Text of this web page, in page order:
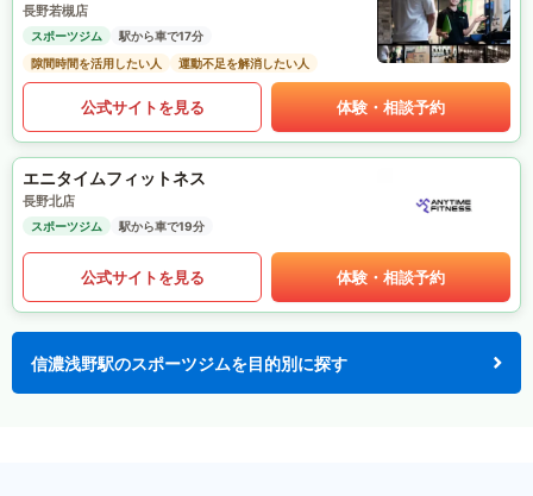
長野若槻店
スポーツジム
駅から車で17分
隙間時間を活用したい人
運動不足を解消したい人
公式サイトを見る 体験・相談予約
エニタイムフィットネス
長野北店
スポーツジム 駅から車で19分
公式サイトを見る 体験・相談予約
信濃浅野駅のスポーツジムを目的別に探す